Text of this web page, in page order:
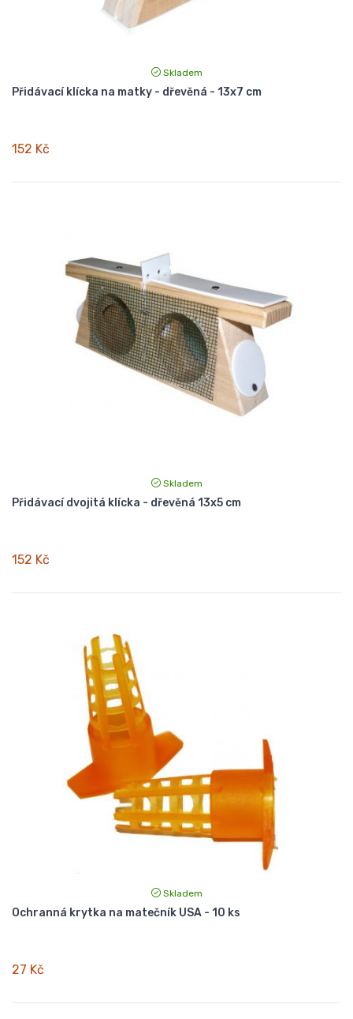
Skladem
Přidávací klícka na matky - dřevěná - 13x7 cm
152 Kč
Skladem
Přidávací dvojitá klícka - dřevěná 13x5 cm
152 Kč
Skladem
Ochranná krytka na matečník USA - 10 ks
27 Kč